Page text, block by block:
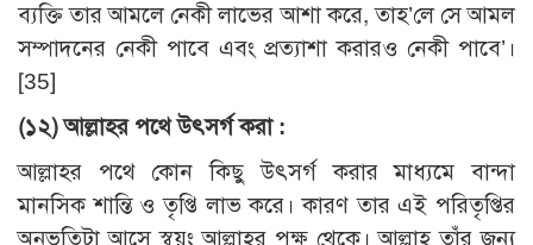
ব্যক্তি তার আমলে নেকী লাভের আশা করে, তাহ’লে সে আমল
সম্পাদনের নেকী পাবে এবং প্রত্যাশা করারও নেকী পাবে’।
[35]
(১২)আল্লাহর পথে উৎসর্গ করা :
আল্লাহর পথে কোন কিছু উৎসর্গ করার মাধ্যমে বান্দা
মানসিক শান্তি ও তৃপ্তি লাভ করে। কারণ তার এই পরিতৃপ্তির
অনুভূতিটা আসে স্বয়ং আল্লাহর পক্ষ থেকে। আল্লাহ তাঁর জন্য